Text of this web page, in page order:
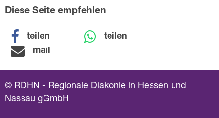
Diese Seite empfehlen
teilen
teilen
mail
© RDHN - Regionale Diakonie in Hessen und
Nassau gGmbH